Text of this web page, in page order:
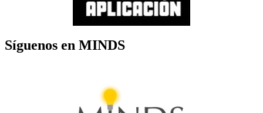
Síguenos en MINDS